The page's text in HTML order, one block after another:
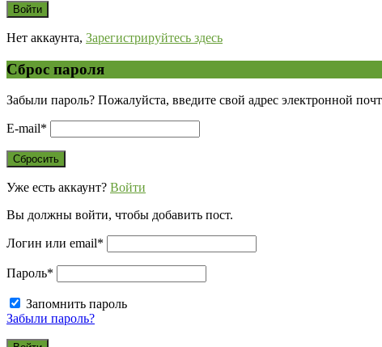
Нет аккаунта, Зарегистрируйтесь здесь
Сброс пароля
Забыли пароль? Пожалуйста, введите свой адрес электронной
E-mail*
Уже есть аккаунт? Войти
Вы должны войти, чтобы добавить пост.
Логин или email*
Пароль*
Запомнить пароль
Забыли пароль?